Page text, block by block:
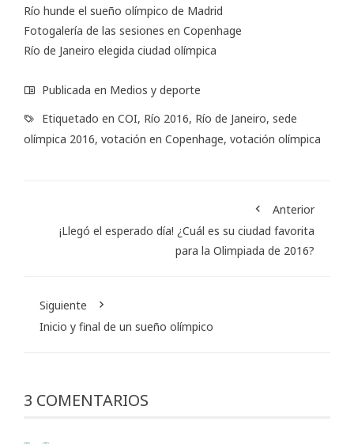
Río hunde el sueño olímpico de Madrid
Fotogalería de las sesiones en Copenhage
Río de Janeiro elegida ciudad olímpica
Publicada en Medios y deporte
Etiquetado en COI, Río 2016, Río de Janeiro, sede
olímpica 2016, votación en Copenhage, votación olímpica
Anterior
¡Llegó el esperado día! ¿Cuál es su ciudad favorita
para la Olimpiada de 2016?
Siguiente
Inicio y final de un sueño olímpico
3 COMENTARIOS